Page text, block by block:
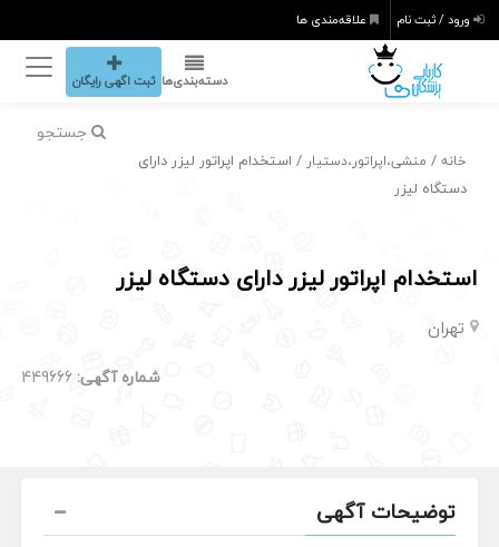
ورود / ثبت نام علاقه‌مندی ها
دسته‌بندی‌ها ثبت اگهی رایگان
جستجو
خانه / منشی،اپراتور،دستیار / استخدام اپراتور لیزر دارای
دستگاه لیزر
استخدام اپراتور لیزر دارای دستگاه لیزر
تهران
شماره آگهی: 449666
توضیحات آگهی